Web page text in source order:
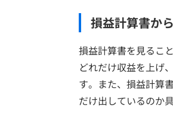
損益計算書か
損益計算書を見ること
どれだけ収益を上げ
す。また、損益計算
だけ出しているのか